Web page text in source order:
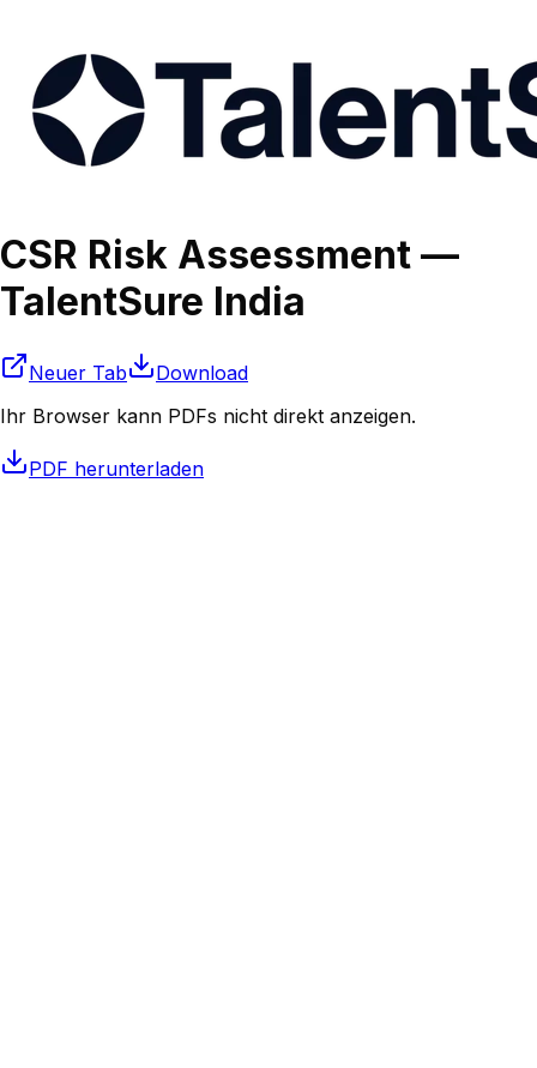
CSR Risk Assessment —
TalentSure India
Neuer Tab
Download
Ihr Browser kann PDFs nicht direkt anzeigen.
PDF herunterladen